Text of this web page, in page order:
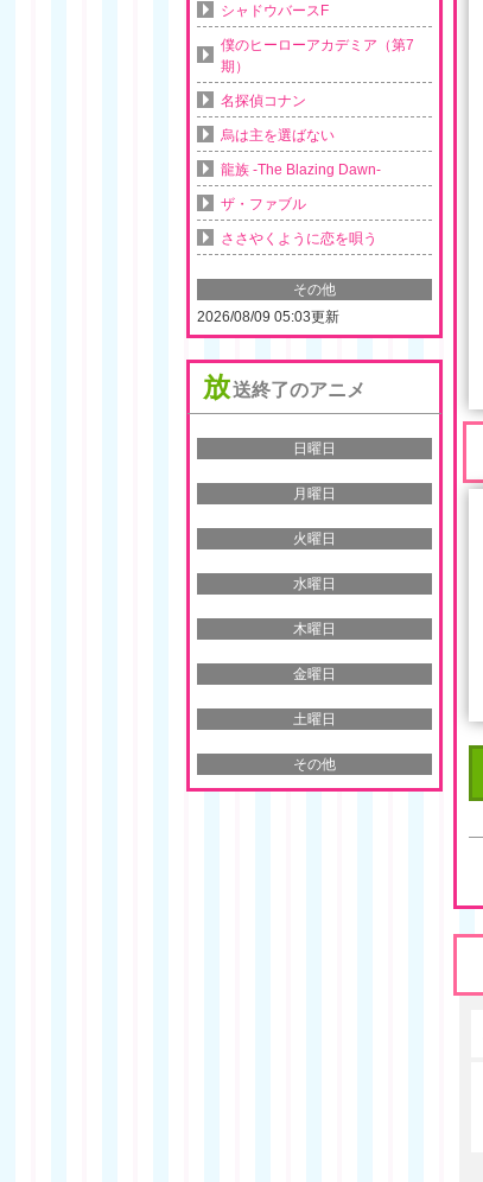
シャドウバースF
僕のヒーローアカデミア（第7
期）
名探偵コナン
烏は主を選ばない
龍族 -The Blazing Dawn-
ザ・ファブル
ささやくように恋を唄う
その他
2026/08/09 05:03更新
放送終了のアニメ
日曜日
月曜日
火曜日
水曜日
木曜日
金曜日
土曜日
その他